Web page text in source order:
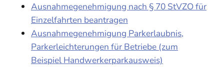
Ausnahmegenehmigung nach § 70 StVZO für
Einzelfahrten beantragen
Ausnahmegenehmigung Parkerlaubnis,
Parkerleichterungen für Betriebe (zum
Beispiel Handwerkerparkausweis)